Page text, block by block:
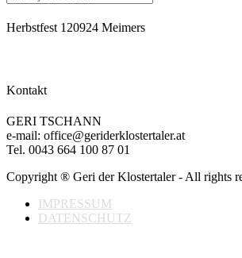
Herbstfest 120924 Meimers
Kontakt
GERI TSCHANN
e-mail: office@geriderklostertaler.at
Tel. 0043 664 100 87 01
Copyright ® Geri der Klostertaler - All rights
IMPRESSUM
DATENSCHUTZ